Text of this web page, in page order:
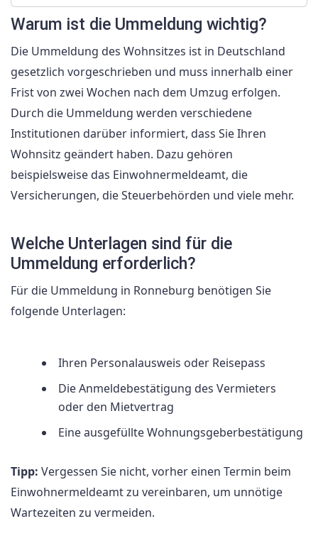
Warum ist die Ummeldung wichtig?
Die Ummeldung des Wohnsitzes ist in Deutschland
gesetzlich vorgeschrieben und muss innerhalb einer
Frist von zwei Wochen nach dem Umzug erfolgen.
Durch die Ummeldung werden verschiedene
Institutionen darüber informiert, dass Sie Ihren
Wohnsitz geändert haben. Dazu gehören
beispielsweise das Einwohnermeldeamt, die
Versicherungen, die Steuerbehörden und viele mehr.
Welche Unterlagen sind für die
Ummeldung erforderlich?
Für die Ummeldung in Ronneburg benötigen Sie
folgende Unterlagen:
Ihren Personalausweis oder Reisepass
Die Anmeldebestätigung des Vermieters
oder den Mietvertrag
Eine ausgefüllte Wohnungsgeberbestätigung
Tipp: Vergessen Sie nicht, vorher einen Termin beim
Einwohnermeldeamt zu vereinbaren, um unnötige
Wartezeiten zu vermeiden.